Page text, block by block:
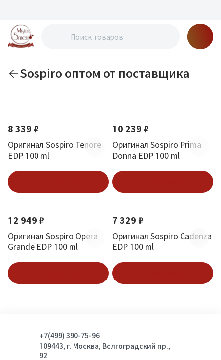
Sospiro оптом от поставщика
8 339 ₽
Оригинал Sospiro Tenore
EDP 100 ml
10 239 ₽
Оригинал Sospiro Prima
Donna EDP 100 ml
12 949 ₽
Оригинал Sospiro Opera
Grande EDP 100 ml
7 329 ₽
Оригинал Sospiro Cadenza
EDP 100 ml
+7(499) 390-75-96
109443, г. Москва, Волгоградский пр.,
92